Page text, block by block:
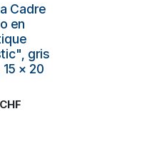
Cadre
en
gris
15 x 20